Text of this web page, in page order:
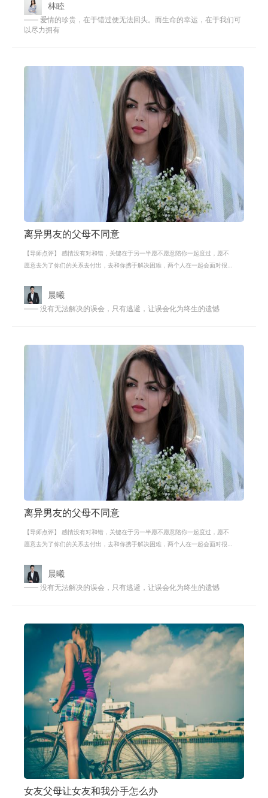
林睦
—— 爱情的珍贵，在于错过便无法回头。而生命的幸运，在于我们可
以尽力拥有
离异男友的父母不同意
【导师点评】 感情没有对和错，关键在于另一半愿不愿意陪你一起度过，愿不
愿意去为了你们的关系去付出，去和你携手解决困难，两个人在一起会面对很
晨曦
—— 没有无法解决的误会，只有逃避，让误会化为终生的遗憾
离异男友的父母不同意
【导师点评】 感情没有对和错，关键在于另一半愿不愿意陪你一起度过，愿不
愿意去为了你们的关系去付出，去和你携手解决困难，两个人在一起会面对很
晨曦
—— 没有无法解决的误会，只有逃避，让误会化为终生的遗憾
女友父母让女友和我分手怎么办